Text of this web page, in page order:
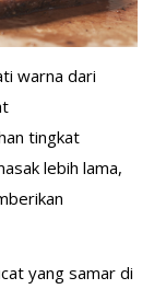
warna dari
tingkat
lebih lama,
yang samar di